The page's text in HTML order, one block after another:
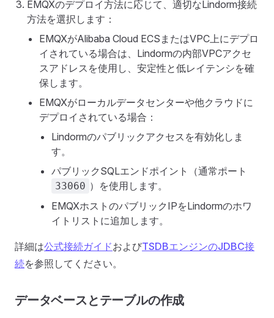
EMQXのデプロイ方法に応じて、適切なLindorm接続
方法を選択します：
EMQXがAlibaba Cloud ECSまたはVPC上にデプロ
イされている場合は、Lindormの内部VPCアクセ
スアドレスを使用し、安定性と低レイテンシを確
保します。
EMQXがローカルデータセンターや他クラウドに
デプロイされている場合：
Lindormのパブリックアクセスを有効化しま
す。
パブリックSQLエンドポイント（通常ポート
33060 ）を使用します。
EMQXホストのパブリックIPをLindormのホワ
イトリストに追加します。
詳細は公式接続ガイドおよびTSDBエンジンのJDBC接
続を参照してください。
データベースとテーブルの作成